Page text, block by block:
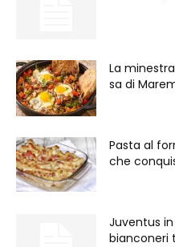
La
sa di
Pasta al
che
Juventus
bianconeri